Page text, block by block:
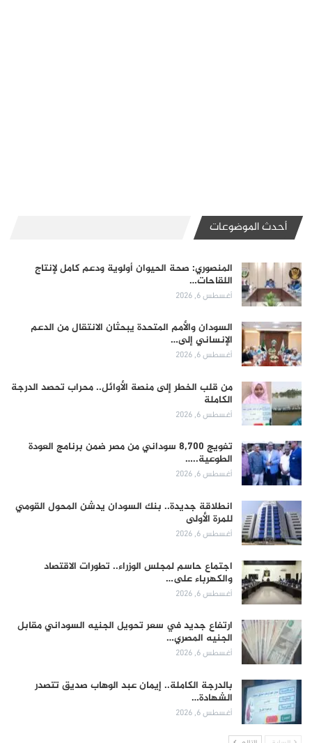
أحدث الموضوعات
المنصوري: صحة الحيوان أولوية ودعم كامل لإنتاج
اللقاحات…
أغسطس 6, 2026
السودان والأمم المتحدة يبحثان الانتقال من الدعم
الإنساني إلى…
أغسطس 6, 2026
من قلب الخطر إلى منصة الأوائل.. محراب تحصد الدرجة
الكاملة
أغسطس 6, 2026
تفويج 8,700 سوداني من مصر ضمن برنامج العودة
الطوعية..…
أغسطس 6, 2026
انطلاقة جديدة.. بنك السودان يدشن المحول القومي
للمرة الأولى
أغسطس 6, 2026
اجتماع حاسم لمجلس الوزراء.. تطورات الاقتصاد
والكهرباء على…
أغسطس 6, 2026
ارتفاع جديد في سعر تحويل الجنيه السوداني مقابل
الجنيه المصري…
أغسطس 6, 2026
بالدرجة الكاملة.. إيمان عبد الوهاب صديق تتصدر
الشهادة…
أغسطس 6, 2026